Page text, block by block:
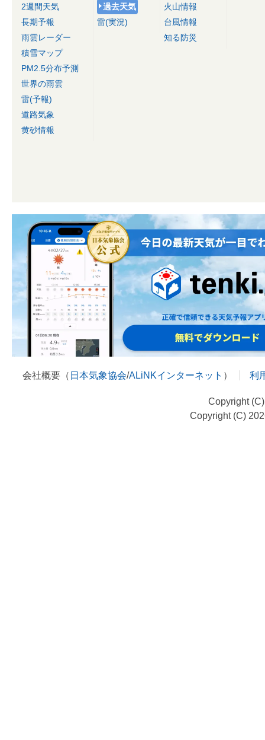
2週間天気
長期予報
雨雲レーダー
積雪マップ
PM2.5分布予測
世界の雨雲
雷(予報)
道路気象
黄砂情報
過去天気
雷(実況)
火山情報
台風情報
知る防災
会社概要（ 日本気象協会/ALiNKインターネット ） 利
Copyright
Copyright (C)